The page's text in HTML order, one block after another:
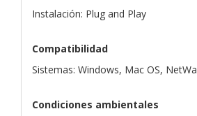
Instalación: Plug and Play
Compatibilidad
Sistemas: Windows, Mac OS,
Condiciones ambientales